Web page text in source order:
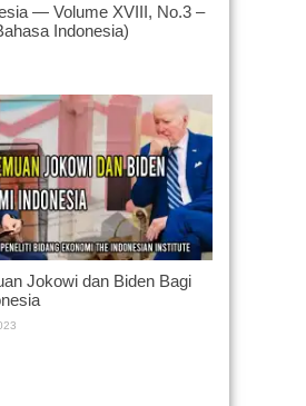
— Volume XVIII, No.3 –
Indonesia)
Jokowi dan Biden Bagi